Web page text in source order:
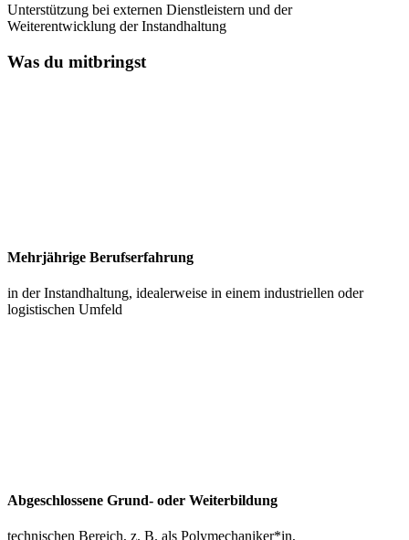
Unterstützung bei externen Dienstleistern und der
Weiterentwicklung der Instandhaltung
Was du mitbringst
Mehrjährige Berufserfahrung
in der Instandhaltung, idealerweise in einem industriellen oder
logistischen Umfeld
Abgeschlossene Grund- oder Weiterbildung
technischen Bereich, z. B. als Polymechaniker*in,